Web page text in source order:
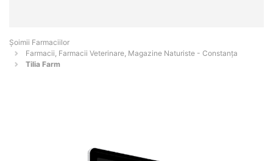
Şoimii Farmaciilor
Farmacii, Farmacii Veterinare, Magazine Naturiste - Constanţa
Tilia Farm